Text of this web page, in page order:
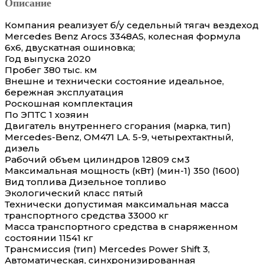
Компания реализует б/у седельный тягач вездеход
Mercedes Benz Arocs 3348AS, колесная формула
6х6, двускатная ошиновка;
Год выпуска 2020
Пробег 380 тыс. км
Внешне и технически состояние идеальное,
бережная эксплуатация
Роскошная комплектация
По ЭПТС 1 хозяин
Двигатель внутреннего сгорания (марка, тип)
Mercedes-Benz, OM471 LA. 5-9, четырехтактный,
дизель
Рабочий объем цилиндров 12809 см3
Максимальная мощность (кВт) (мин-1) 350 (1600)
Вид топлива Дизельное топливо
Экологический класс пятый
Технически допустимая максимальная масса
транспортного средства 33000 кг
Масса транспортного средства в снаряженном
состоянии 11541 кг
Трансмиссия (тип) Mercedes Power Shift 3,
Автоматическая, синхронизированная